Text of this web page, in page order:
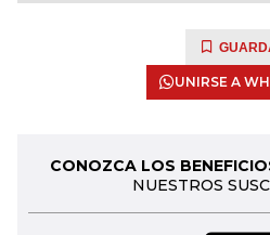
UNIRSE A
CONOZCA LOS
NUESTROS